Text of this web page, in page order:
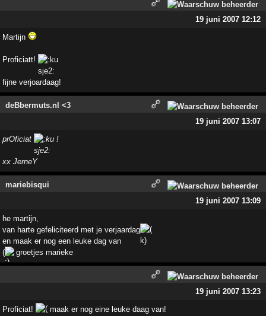
19 juni 2007 12:12
Martijn
Proficiatt!
fijne verjoardaag!
deBbermuts.nl <3
19 juni 2007 13:07
prOficiat !
xx JerneY
mariebisqui
19 juni 2007 13:09
he martijn,
van harte gefeliciteerd met je verjaardag
en maak er nog een leuke dag van
(
groetjes marieke
19 juni 2007 13:23
Proficiat! maak er nog eine leuke daag van!